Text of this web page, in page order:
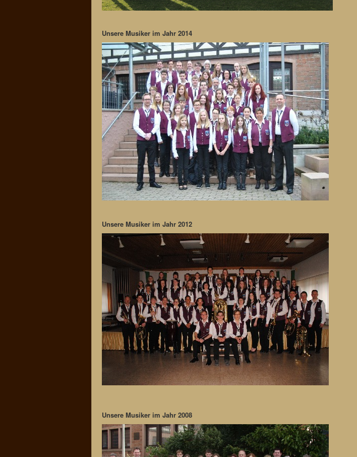
Unsere Musiker im Jahr 2014
Unsere Musiker im Jahr 2012
Unsere Musiker im Jahr 2008